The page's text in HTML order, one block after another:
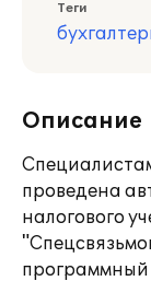
Теги
Описание
проведена
налогового
программный